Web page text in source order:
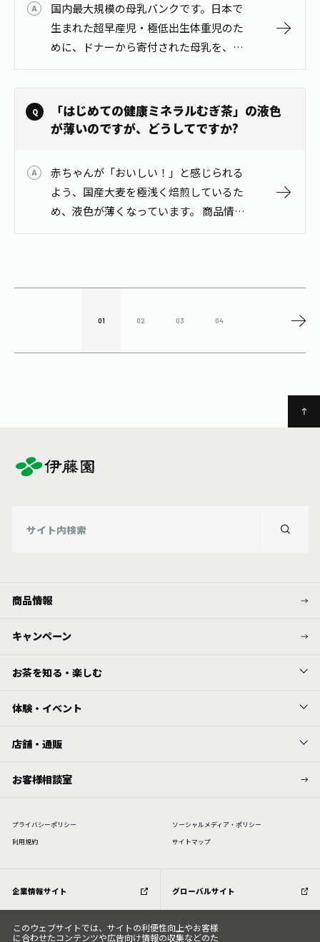
国内最大規模の母乳バンクです。日本で
生まれた超早産児・極低出生体重児のた
めに、ドナーから寄付された母乳を、赤
ちゃんに提供する仕組みです。 商品情報
はこちらから
https://www.itoen.jp/products/…
「はじめての健康ミネラルむぎ茶」の液色
が薄いのですが、どうしてですか?
赤ちゃんが「おいしい！」と感じられる
よう、国産大麦を極浅く焙煎しているた
め、液色が薄くなっています。 商品情報
はこちらから
01 02 03 04
商品情報
キャンペーン
お茶を知る・楽しむ
体験・イベント
店舗・通販
お客様相談室
プライバシーポリシー
ソーシャルメディア・ポリシー
利⽤規約
サイトマップ
企業情報サイト グローバルサイト
このウェブサイトでは、サイトの利便性向上やお客様
に合わせたコンテンツや広告向け情報の収集などのた